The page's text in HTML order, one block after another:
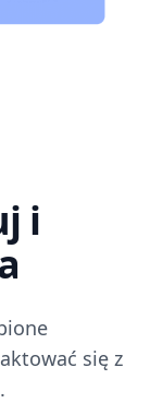
i
się z